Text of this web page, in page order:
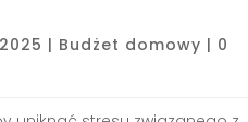
| Budżet domowy | 0